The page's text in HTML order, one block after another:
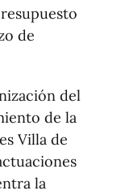
de
del
de la
Villa de
la